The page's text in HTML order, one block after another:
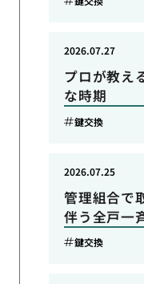
プロが教え
な時期
2026.07.27
鍵交換
管理組合で
伴う全戸一
2026.07.25
鍵交換